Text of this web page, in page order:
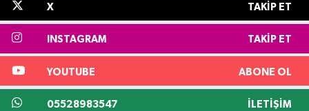
X TAKIP ET
INSTAGRAM TAKIP ET
YOUTUBE ABONE OL
05528983547 İLETIŞIM